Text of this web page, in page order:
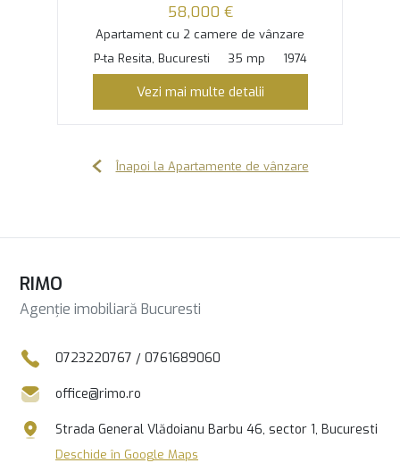
58,000 €
Apartament cu 2 camere de vânzare
P-ta Resita, Bucuresti
35 mp 1974
Vezi mai multe detalii
Înapoi la Apartamente de vânzare
RIMO
Agenție imobiliară Bucuresti
0723220767 / 0761689060
office@rimo.ro
Strada General Vlădoianu Barbu 46, sector 1, Bucuresti
Deschide în Google Maps